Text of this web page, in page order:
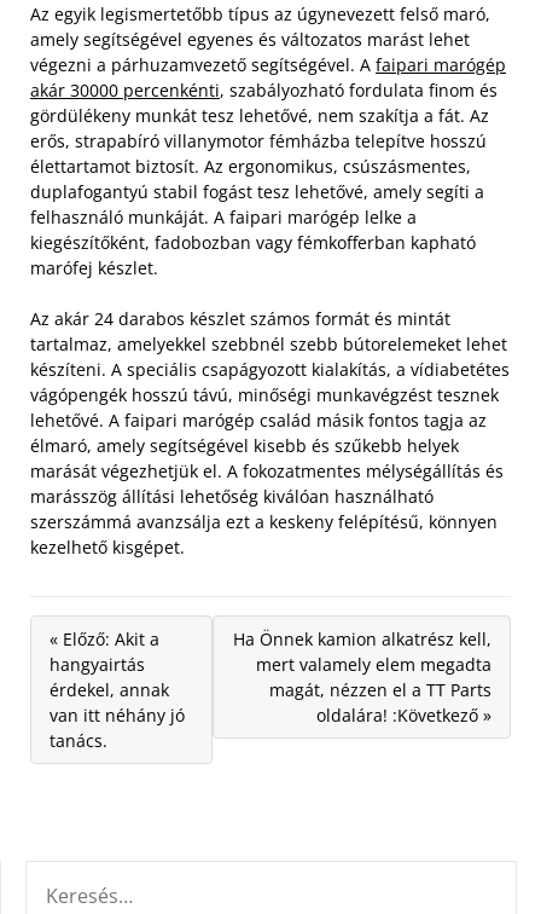
Az egyik legismertetőbb típus az úgynevezett felső maró,
amely segítségével egyenes és változatos marást lehet
végezni a párhuzamvezető segítségével. A faipari marógép
akár 30000 percenkénti, szabályozható fordulata finom és
gördülékeny munkát tesz lehetővé, nem szakítja a fát. Az
erős, strapabíró villanymotor fémházba telepítve hosszú
élettartamot biztosít. Az ergonomikus, csúszásmentes,
duplafogantyú stabil fogást tesz lehetővé, amely segíti a
felhasználó munkáját. A faipari marógép lelke a
kiegészítőként, fadobozban vagy fémkofferban kapható
marófej készlet.
Az akár 24 darabos készlet számos formát és mintát
tartalmaz, amelyekkel szebbnél szebb bútorelemeket lehet
készíteni. A speciális csapágyozott kialakítás, a vídiabetétes
vágópengék hosszú távú, minőségi munkavégzést tesznek
lehetővé. A faipari marógép család másik fontos tagja az
élmaró, amely segítségével kisebb és szűkebb helyek
marását végezhetjük el. A fokozatmentes mélységállítás és
marásszög állítási lehetőség kiválóan használható
szerszámmá avanzsálja ezt a keskeny felépítésű, könnyen
kezelhető kisgépet.
« Előző: Akit a
hangyairtás
érdekel, annak
van itt néhány jó
tanács.
Ha Önnek kamion alkatrész kell,
mert valamely elem megadta
magát, nézzen el a TT Parts
oldalára! :Következő »